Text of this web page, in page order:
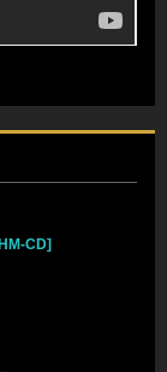
CD]